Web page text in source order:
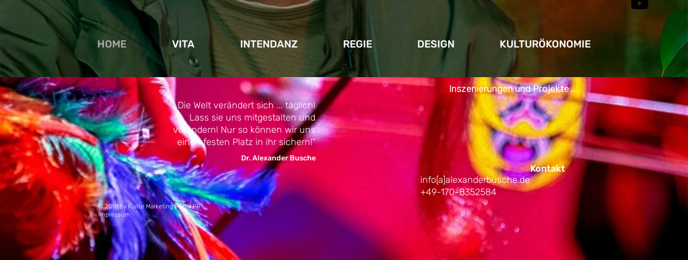
HOME VITA INTENDANZ REGIE DESIGN KULTURÖKONOMIE
Inszenierungen und Projekte ...
„Die Welt verändert sich ... täglich!
Lass sie uns mitgestalten und
verändern! Nur so können wir uns
einen festen Platz in ihr sichern!“
Dr. Alexander Busche
Kontakt
info[a]alexanderbusche.de
+49-170-8352584
© 2018 by Kultur Marketing Media PR
Impressum